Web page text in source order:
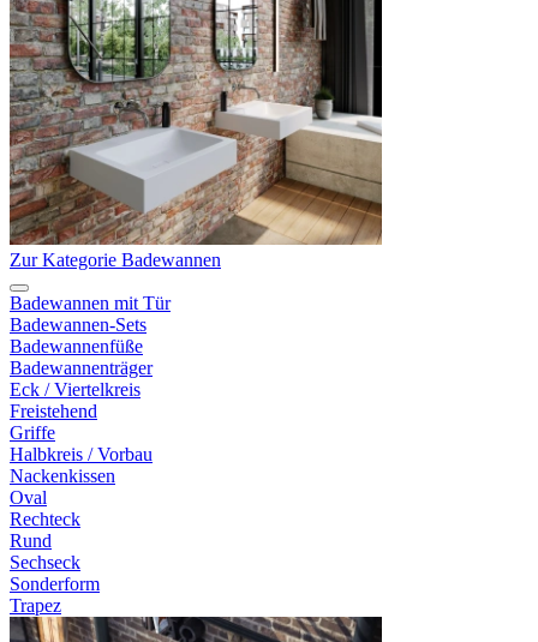
Zur Kategorie Badewannen
Badewannen mit Tür
Badewannen-Sets
Badewannenfüße
Badewannenträger
Eck / Viertelkreis
Freistehend
Griffe
Halbkreis / Vorbau
Nackenkissen
Oval
Rechteck
Rund
Sechseck
Sonderform
Trapez